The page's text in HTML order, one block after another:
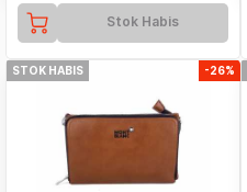
Stok Habis
STOK HABIS -26%